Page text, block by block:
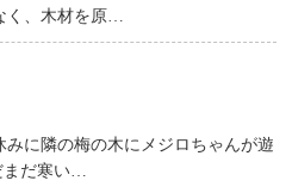
く、木材を原…
に隣の梅の木にメジロちゃんが遊
だ寒い…